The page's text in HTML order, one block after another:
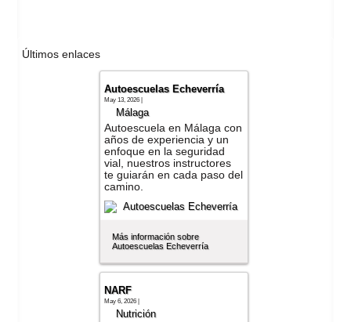
Últimos enlaces
Autoescuelas Echeverría
May 13, 2026 |
Málaga
Autoescuela en Málaga con
años de experiencia y un
enfoque en la seguridad
vial, nuestros instructores
te guiarán en cada paso del
camino.
Más información sobre
Autoescuelas Echeverría
NARF
May 6, 2026 |
Nutrición